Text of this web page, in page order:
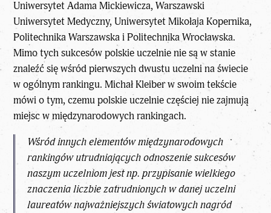
Uniwersytet Adama Mickiewicza, Warszawski
Uniwersytet Medyczny, Uniwersytet Mikołaja Kopernika,
Politechnika Warszawska i Politechnika Wrocławska.
Mimo tych sukcesów polskie uczelnie nie są w stanie
znaleźć się wśród pierwszych dwustu uczelni na świecie
w ogólnym rankingu. Michał Kleiber w swoim tekście
mówi o tym, czemu polskie uczelnie częściej nie zajmują
miejsc w międzynarodowych rankingach.
Wśród innych elementów międzynarodowych
rankingów utrudniających odnoszenie sukcesów
naszym uczelniom jest np. przypisanie wielkiego
znaczenia liczbie zatrudnionych w danej uczelni
laureatów najważniejszych światowych nagród